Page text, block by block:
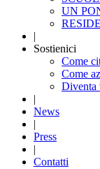
UN
|
Sostienici
Come
Come
Diventa
|
News
|
Press
|
Contatti